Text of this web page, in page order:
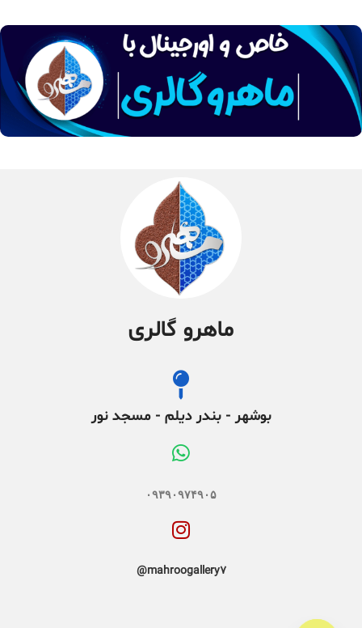
ماهرو گالری
بوشهر - بندر دیلم - مسجد نور
۰۹۳۹۰۹۷۴۹۰۵
mahroogallery7@